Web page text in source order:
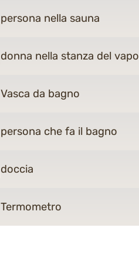
persona nella sauna
donna nella stanza del
Vasca da bagno
persona che fa il bagno
doccia
Termometro